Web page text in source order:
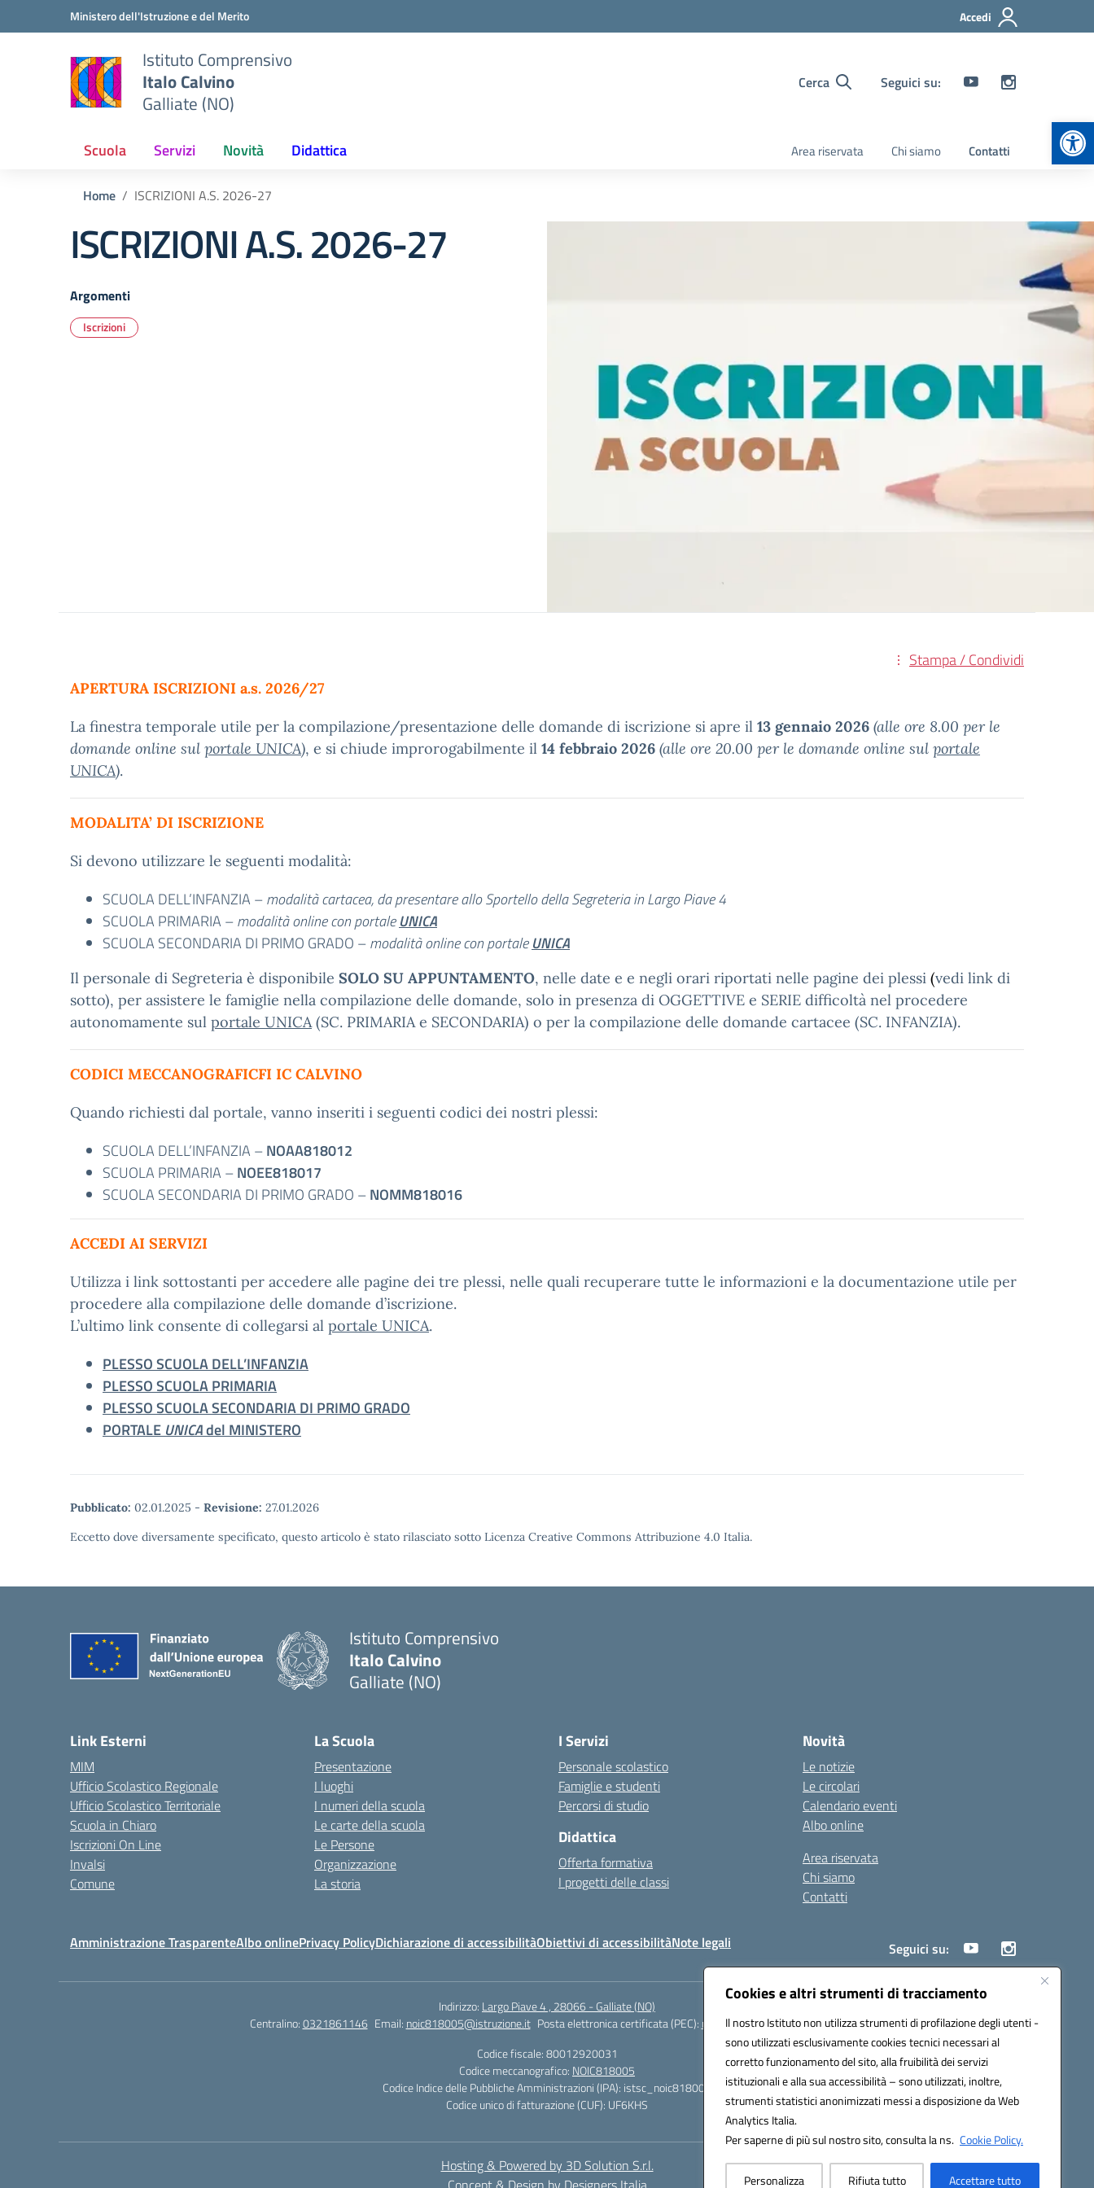
Cookies e altri strumenti di tracciamento
Il nostro Istituto non utilizza strumenti di profilazione degli utenti -
sono utilizzati esclusivamente cookies tecnici necessari al
corretto funzionamento del sito, alla fruibilità dei servizi
istituzionali e alla sua accessibilità – sono utilizzati, inoltre,
strumenti statistici anonimizzati messi a disposizione da Web
Analytics Italia.
Per saperne di più sul nostro sito, consulta la ns. Cookie Policy.
Personalizza Rifiuta tutto Accettare tutto
Vai ai contenuti
Vai al menu di navigazioneMinistero dell'Istruzione e del Merito Accedi
Istituto Comprensivo
Italo Calvino
Galliate (NO)
Cerca Seguici su:
Scuola Servizi Novità Didattica Area riservata Chi siamo Contatti
Home ISCRIZIONI A.S. 2026-27
ISCRIZIONI A.S. 2026-27
Argomenti
Iscrizioni
Stampa / Condividi
APERTURA ISCRIZIONI a.s. 2026/27
La finestra temporale utile per la compilazione/presentazione delle domande di iscrizione si apre il 13 gennaio 2026 (alle ore 8.00 per le
domande online sul portale UNICA), e si chiude improrogabilmente il 14 febbraio 2026 (alle ore 20.00 per le domande online sul portale
UNICA).
MODALITA’ DI ISCRIZIONE
Si devono utilizzare le seguenti modalità:
SCUOLA DELL’INFANZIA –modalità cartacea, da presentare allo Sportello della Segreteria in Largo Piave 4
SCUOLA PRIMARIA –modalità online con portaleUNICA
SCUOLA SECONDARIA DI PRIMO GRADO –modalità online con portaleUNICA
Il personale di Segreteria è disponibile SOLO SU APPUNTAMENTO, nelle date e e negli orari riportati nelle pagine dei plessi (vedi link di
sotto), per assistere le famiglie nella compilazione delle domande, solo in presenza di OGGETTIVE e SERIE difficoltà nel procedere
autonomamente sul portale UNICA(SC. PRIMARIA e SECONDARIA) o per la compilazione delle domande cartacee (SC. INFANZIA).
CODICI MECCANOGRAFICFI IC CALVINO
Quando richiesti dal portale, vanno inseriti i seguenti codici dei nostri plessi:
SCUOLA DELL’INFANZIA –NOAA818012
SCUOLA PRIMARIA –NOEE818017
SCUOLA SECONDARIA DI PRIMO GRADO –NOMM818016
ACCEDI AI SERVIZI
Utilizza i link sottostanti per accedere alle pagine dei tre plessi, nelle quali recuperare tutte le informazioni e la documentazione utile per
procedere alla compilazione delle domande d’iscrizione.
L’ultimo link consente di collegarsi al portale UNICA.
PLESSO SCUOLA DELL’INFANZIA
PLESSO SCUOLA PRIMARIA
PLESSO SCUOLA SECONDARIA DI PRIMO GRADO
PORTALE UNICAdel MINISTERO
Pubblicato: 02.01.2025 - Revisione: 27.01.2026
Eccetto dove diversamente specificato, questo articolo è stato rilasciato sotto Licenza Creative Commons Attribuzione 4.0 Italia.
Istituto Comprensivo
Italo Calvino
Galliate (NO)
Link Esterni
MIM
Ufficio Scolastico Regionale
Ufficio Scolastico Territoriale
Scuola in Chiaro
Iscrizioni On Line
Invalsi
Comune
La Scuola
Presentazione
I luoghi
I numeri della scuola
Le carte della scuola
Le Persone
Organizzazione
La storia
I Servizi
Personale scolastico
Famiglie e studenti
Percorsi di studio
Didattica
Offerta formativa
I progetti delle classi
Novità
Le notizie
Le circolari
Calendario eventi
Albo online
Area riservata
Chi siamo
Contatti
Amministrazione TrasparenteAlbo onlinePrivacy PolicyDichiarazione di accessibilitàObiettivi di accessibilitàNote legali Seguici su:
Indirizzo: Largo Piave 4 , 28066 - Galliate (NO)
Centralino:0321861146 Email: noic818005@istruzione.it Posta elettronica certificata (PEC): noic818005@pec.istruzione.it
Codice fiscale: 80012920031
Codice meccanografico: NOIC818005
Codice Indice delle Pubbliche Amministrazioni (IPA): istsc_noic818005
Codice unico di fatturazione (CUF): UF6KHS
Hosting & Powered by 3D Solution S.r.l.